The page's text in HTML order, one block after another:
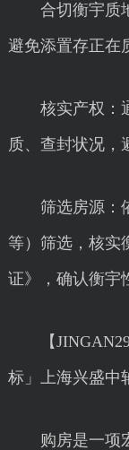
合切衡宇质地
避免添置存正在
核实产权：通
质、查封状况，
筛选房源：依
等）筛选，核实
证》，确认衡宇
【
标」上海兴盛中
购房是一项宏